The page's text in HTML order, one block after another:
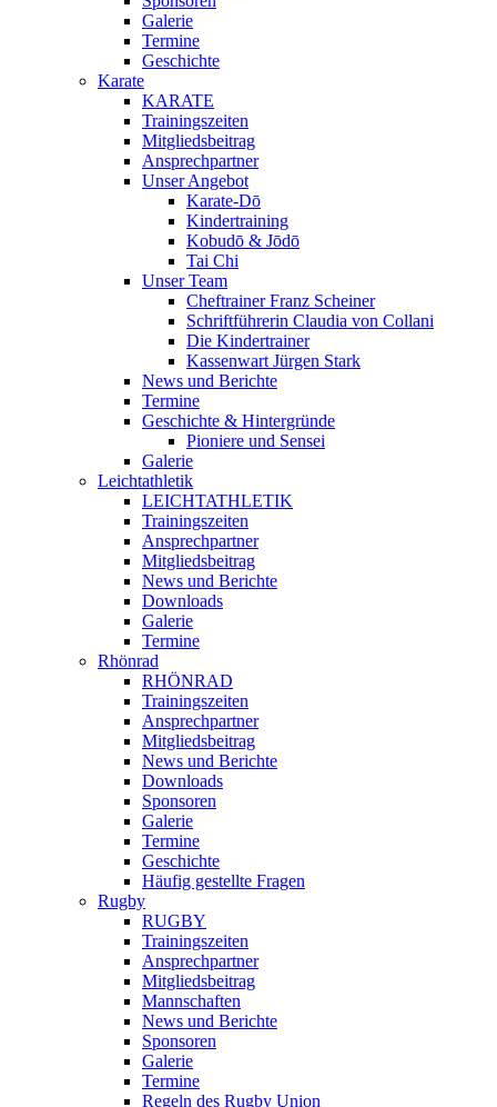
Galerie
Termine
Geschichte
Karate
KARATE
Trainingszeiten
Mitgliedsbeitrag
Ansprechpartner
Unser Angebot
Karate-Dō
Kindertraining
Kobudō & Jōdō
Tai Chi
Unser Team
Cheftrainer Franz Scheiner
Schriftführerin Claudia von Collani
Die Kindertrainer
Kassenwart Jürgen Stark
News und Berichte
Termine
Geschichte & Hintergründe
Pioniere und Sensei
Galerie
Leichtathletik
LEICHTATHLETIK
Trainingszeiten
Ansprechpartner
Mitgliedsbeitrag
News und Berichte
Downloads
Galerie
Termine
Rhönrad
RHÖNRAD
Trainingszeiten
Ansprechpartner
Mitgliedsbeitrag
News und Berichte
Downloads
Sponsoren
Galerie
Termine
Geschichte
Häufig gestellte Fragen
Rugby
RUGBY
Trainingszeiten
Ansprechpartner
Mitgliedsbeitrag
Mannschaften
News und Berichte
Sponsoren
Galerie
Termine
Regeln des Rugby Union